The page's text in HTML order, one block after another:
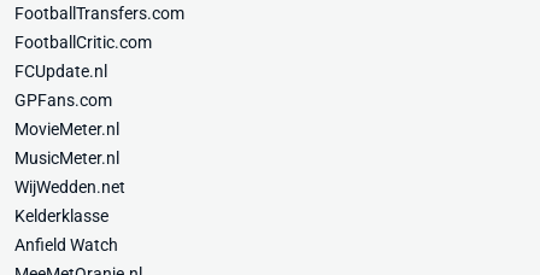
FootballTransfers.com
FootballCritic.com
FCUpdate.nl
GPFans.com
MovieMeter.nl
MusicMeter.nl
WijWedden.net
Kelderklasse
Anfield Watch